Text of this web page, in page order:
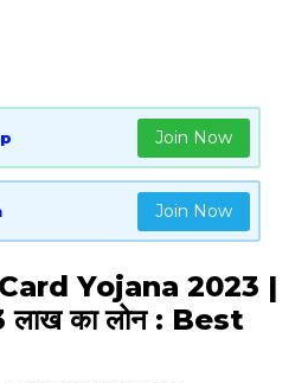
Join Now
Join Now
Yojana 2023 |
3 लाख का लोन : Best